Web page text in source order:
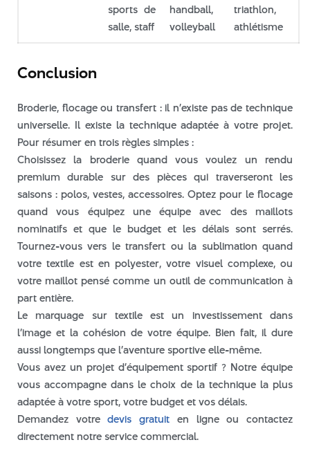
sports de
salle, staff
handball,
volleyball
triathlon,
athlétisme
Conclusion
Broderie, flocage ou transfert : il n’existe pas de technique
universelle. Il existe la technique adaptée à votre projet.
Pour résumer en trois règles simples :
Choisissez la broderie quand vous voulez un rendu
premium durable sur des pièces qui traverseront les
saisons : polos, vestes, accessoires. Optez pour le flocage
quand vous équipez une équipe avec des maillots
nominatifs et que le budget et les délais sont serrés.
Tournez-vous vers le transfert ou la sublimation quand
votre textile est en polyester, votre visuel complexe, ou
votre maillot pensé comme un outil de communication à
part entière.
Le marquage sur textile est un investissement dans
l’image et la cohésion de votre équipe. Bien fait, il dure
aussi longtemps que l’aventure sportive elle-même.
Vous avez un projet d’équipement sportif ? Notre équipe
vous accompagne dans le choix de la technique la plus
adaptée à votre sport, votre budget et vos délais.
Demandez votredevis gratuit en ligne ou contactez
directement notre service commercial.